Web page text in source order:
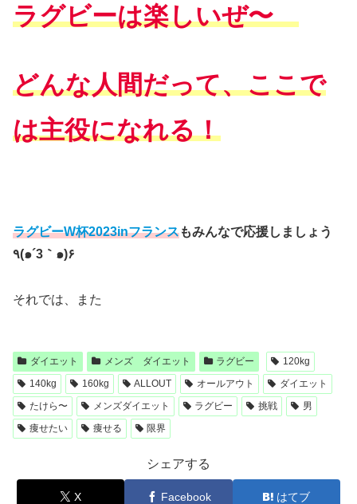
ラグビーは楽しいぜ〜
どんな人間だって、ここで
は主役になれる！
ラグビーW杯2023inフランスもみんなで応援しましょう
٩(๑´3｀๑)۶
それでは、また
ダイエット メンズ ダイエット ラグビー
120kg
140kg
160kg ALLOUT オールアウト
ダイエット
たけら〜
メンズダイエット ラグビー 挑戦
男
痩せたい
痩せる 限界
シェアする
X Facebook はてブ